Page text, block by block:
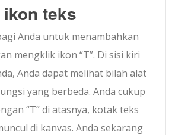
teks
Anda untuk menambahkan
mengklik ikon “T”. Di sisi kiri
Anda dapat melihat bilah alat
yang berbeda. Anda cukup
“T” di atasnya, kotak teks
di kanvas. Anda sekarang